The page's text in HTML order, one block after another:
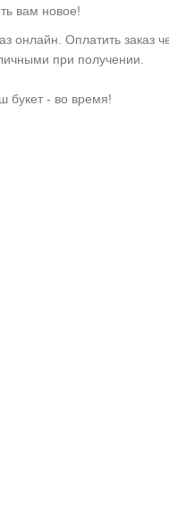
вам новое!
онлайн. Оплатить заказ
при получении.
букет - во время!